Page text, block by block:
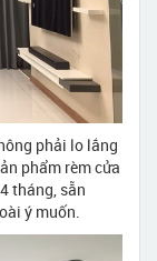
phải lo lắng
phẩm rèm cửa
tháng, sẵn
ý muốn.